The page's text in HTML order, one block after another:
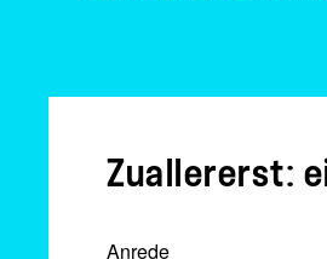
Zuallererst:
Anrede